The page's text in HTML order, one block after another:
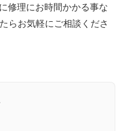
修理にお時間かかる事な
らお気軽にご相談くださ